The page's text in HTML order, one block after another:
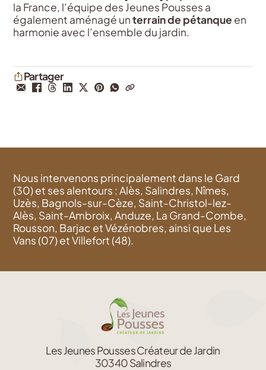
la France, l’équipe des Jeunes Pousses a
également aménagé unterrain de pétanque en
harmonie avec l’ensemble du jardin.
Partager
Nous intervenons principalement dans le Gard
(30) et ses alentours : Alès, Salindres, Nîmes,
Uzès, Bagnols-sur-Cèze, Saint-Christol-lez-
Alès, Saint-Ambroix, Anduze, La Grand-Combe,
Rousson, Barjac et Vézénobres, ainsi que Les
Vans (07) et Villefort (48).
Les Jeunes Pousses Créateur de Jardin
30340 Salindres